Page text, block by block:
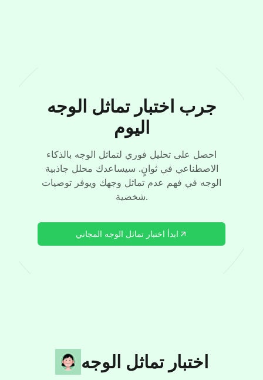
جرب اختبار تماثل الوجه
اليوم
احصل على تحليل فوري لتماثل الوجه بالذكاء
الاصطناعي في ثوانٍ. سيساعدك محلل جاذبية
الوجه في فهم عدم تماثل وجهك ويوفر توصيات
شخصية.
ابدأ اختبار تماثل الوجه المجاني
اختبار تماثل الوجه